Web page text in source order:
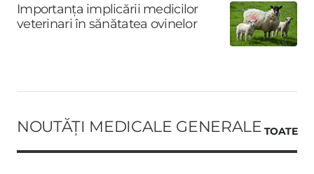
Importanța implicării medicilor
veterinari în sănătatea ovinelor
NOUTĂȚI MEDICALE GENERALE TOATE